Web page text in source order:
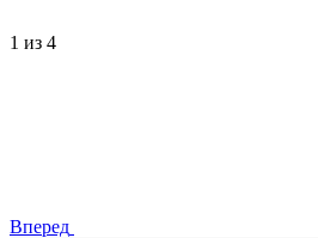
1 из 4
Вперед